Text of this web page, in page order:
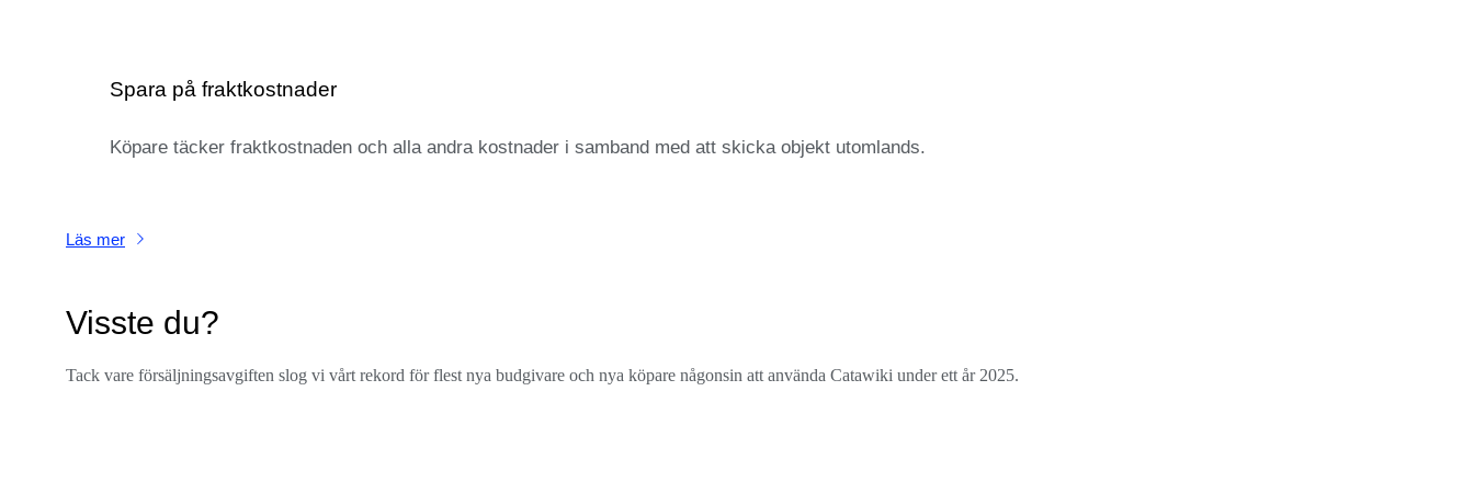
Spara på fraktkostnader
Köpare täcker fraktkostnaden och alla andra kostnader i samband med att skicka objekt utomlands.
Läs mer
Visste du?
Tack vare försäljningsavgiften slog vi vårt rekord för flest nya budgivare och nya köpare någonsin att använda Catawiki under ett år 2025.